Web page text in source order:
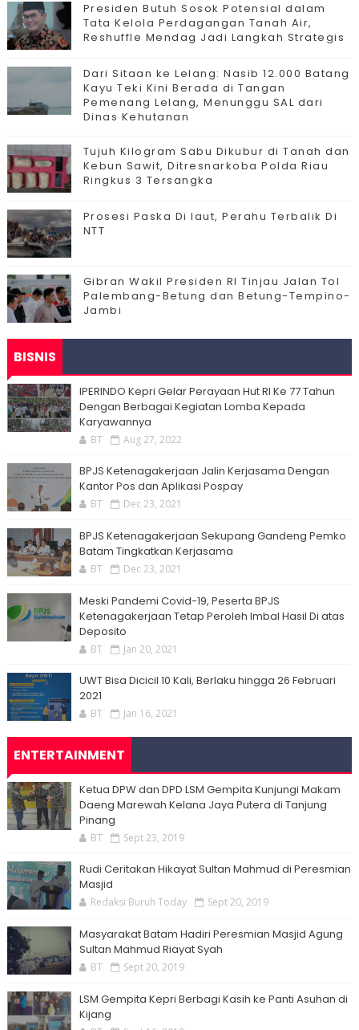
Presiden Butuh Sosok Potensial dalam
Tata Kelola Perdagangan Tanah Air,
Reshuffle Mendag Jadi Langkah Strategis
Dari Sitaan ke Lelang: Nasib 12.000 Batang
Kayu Teki Kini Berada di Tangan
Pemenang Lelang, Menunggu SAL dari
Dinas Kehutanan
Tujuh Kilogram Sabu Dikubur di Tanah dan
Kebun Sawit, Ditresnarkoba Polda Riau
Ringkus 3 Tersangka
Prosesi Paska Di laut, Perahu Terbalik Di
NTT
Gibran Wakil Presiden RI Tinjau Jalan Tol
Palembang-Betung dan Betung-Tempino-
Jambi
BISNIS
IPERINDO Kepri Gelar Perayaan Hut RI Ke 77 Tahun
Dengan Berbagai Kegiatan Lomba Kepada
Karyawannya
BT Aug 27, 2022
BPJS Ketenagakerjaan Jalin Kerjasama Dengan
Kantor Pos dan Aplikasi Pospay
BT Dec 23, 2021
BPJS Ketenagakerjaan Sekupang Gandeng Pemko
Batam Tingkatkan Kerjasama
BT Dec 23, 2021
Meski Pandemi Covid-19, Peserta BPJS
Ketenagakerjaan Tetap Peroleh Imbal Hasil Di atas
Deposito
BT Jan 20, 2021
UWT Bisa Dicicil 10 Kali, Berlaku hingga 26 Februari
2021
BT Jan 16, 2021
ENTERTAINMENT
Ketua DPW dan DPD LSM Gempita Kunjungi Makam
Daeng Marewah Kelana Jaya Putera di Tanjung
Pinang
BT Sept 23, 2019
Rudi Ceritakan Hikayat Sultan Mahmud di Peresmian
Masjid
Redaksi Buruh Today Sept 20, 2019
Masyarakat Batam Hadiri Peresmian Masjid Agung
Sultan Mahmud Riayat Syah
BT Sept 20, 2019
LSM Gempita Kepri Berbagi Kasih ke Panti Asuhan di
Kijang